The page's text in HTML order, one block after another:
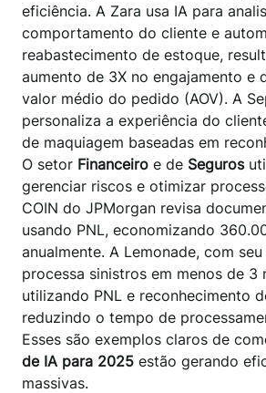
eficiência. A Zara usa IA para
comportamento do cliente e
reabastecimento de estoque,
aumento de 3X no engajamento e
valor médio do pedido (AOV). A
personaliza a experiência do
de maquiagem baseadas em
O setor Financeiro e de Seguros
gerenciar riscos e otimizar
COIN do JPMorgan revisa
usando PNL, economizando
anualmente. A Lemonade, com seu
processa sinistros em menos de 3
utilizando PNL e reconhecimento
reduzindo o tempo de
Esses são exemplos claros de
de IA para 2025 estão gerando
massivas.